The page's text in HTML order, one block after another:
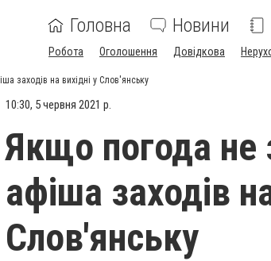
Головна Новини
Робота Оголошення Довідкова
заходів на вихідні у Слов'янську
10:30, 5 червня 2021 р.
Якщо погода не
афіша заходів
Слов'янську